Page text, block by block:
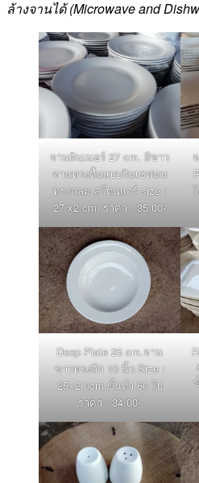
ล้างจานได้ (Microwave and
จานดินเนอร์ 27 cm. สีขาว
จานทรงตื้นแบบริมเชฟมน
ทรงกลม-สโตนแวร์ size :
27 x2 cm. ราคา : 35.00-
Deep Plate 25 cm.จาน
ขาวทรงลึก 10 นิ้ว Size :
25×2.0cm.ขั้นต่ำ 60 ใบ
ราคา : 34.00-